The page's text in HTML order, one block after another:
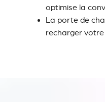
optimise la
La porte de
recharger